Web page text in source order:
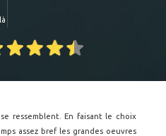
ressemblent. En faisant le choix
assez bref les grandes oeuvres